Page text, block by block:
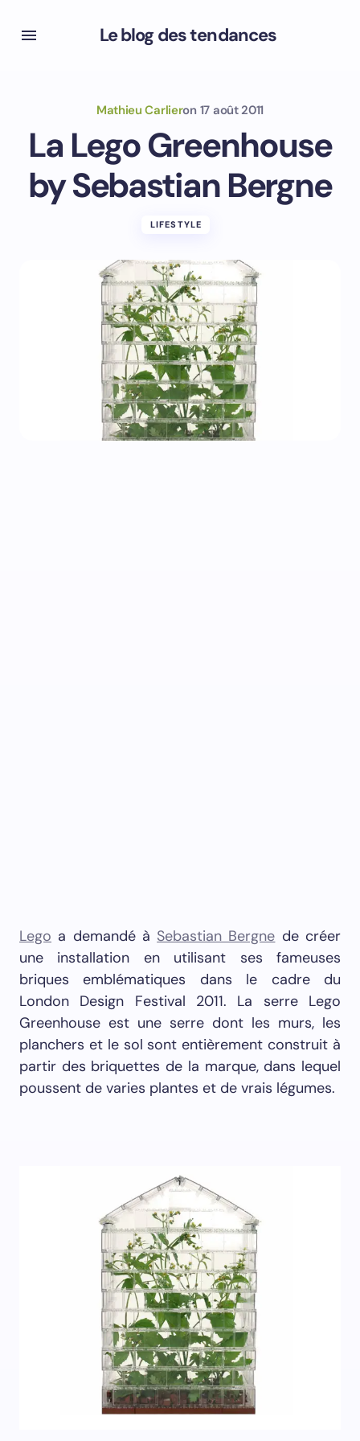
Le blog des tendances
Mathieu Carlieron 17 août 2011
La Lego Greenhouse
by Sebastian Bergne
LIFESTYLE
Lego a demandé à Sebastian Bergne de créer
une installation en utilisant ses fameuses
briques emblématiques dans le cadre du
London Design Festival 2011. La serre Lego
Greenhouse est une serre dont les murs, les
planchers et le sol sont entièrement construit à
partir des briquettes de la marque, dans lequel
poussent de varies plantes et de vrais légumes.